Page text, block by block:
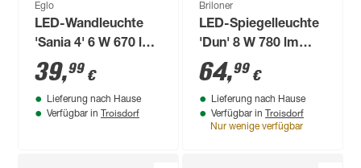
Eglo
LED-Wandleuchte
'Sania 4' 6 W 670 lm
warmweiß 13 x 8 cm
39,99 €
Lieferung nach Hause
Verfügbar in Troisdorf
Briloner
LED-Spiegelleuchte
'Dun' 8 W 780 lm
neutralweiß 60 x 3,6
x 10,3 cm
64,99 €
Lieferung nach Hause
Verfügbar in Troisdorf
Nur wenige verfügbar